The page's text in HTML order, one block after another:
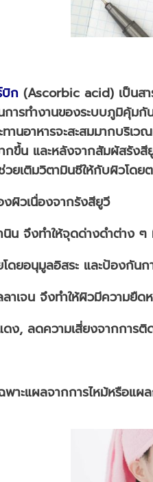
บิก (Ascorbic acid) เป็นส
ารทำงานของระบบภูมิคุ้ม
ทานอาหารจะสะสมมากบริ
ขึ้น และหลังจากสัมผัสรัง
ยเติมวิตามินซีให้กับผิวโด
ผิวเนื่องจากรังสียูวี
นิน จึงทำให้จุดด่างดำต่าง
ดยอนุมูลอิสระ และป้องกัน
าเจน จึงทำให้ผิวมีความยืด
ง, ลดความเสี่ยงจากการติ
าะแผลจากการไหม้หรือแผ